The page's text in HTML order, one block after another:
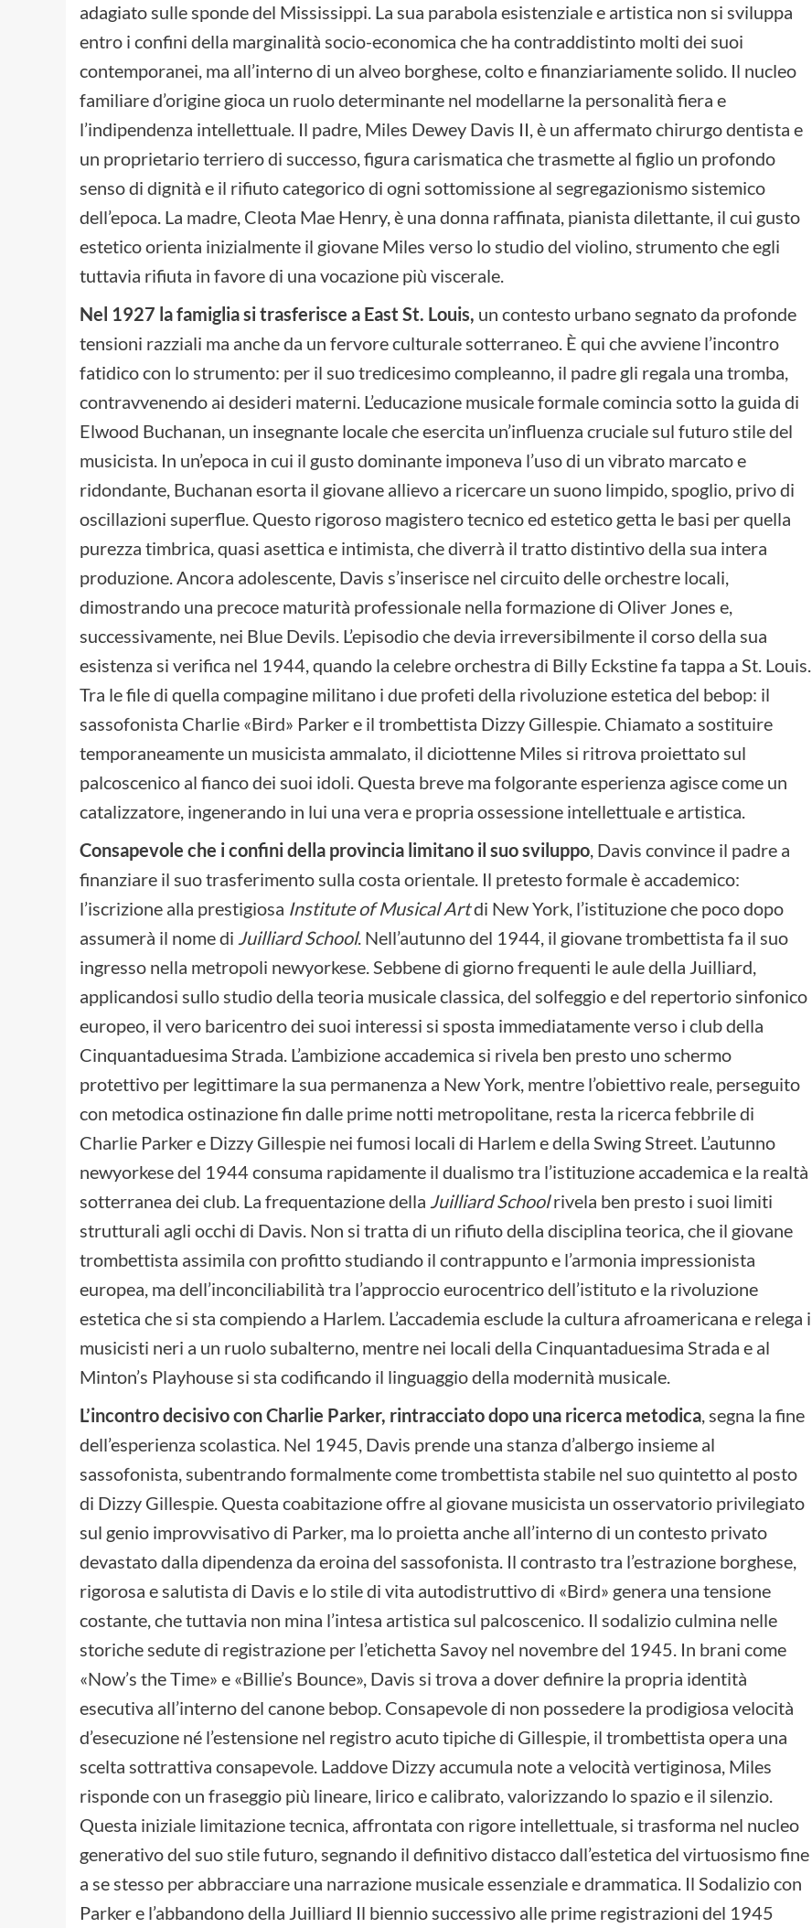
adagiato sulle sponde del Mississippi. La sua parabola esistenziale e artistica non si sviluppa
entro i confini della marginalità socio-economica che ha contraddistinto molti dei suoi
contemporanei, ma all’interno di un alveo borghese, colto e finanziariamente solido. Il nucleo
familiare d’origine gioca un ruolo determinante nel modellarne la personalità fiera e
l’indipendenza intellettuale. Il padre, Miles Dewey Davis II, è un affermato chirurgo dentista e
un proprietario terriero di successo, figura carismatica che trasmette al figlio un profondo
senso di dignità e il rifiuto categorico di ogni sottomissione al segregazionismo sistemico
dell’epoca. La madre, Cleota Mae Henry, è una donna raffinata, pianista dilettante, il cui gusto
estetico orienta inizialmente il giovane Miles verso lo studio del violino, strumento che egli
tuttavia rifiuta in favore di una vocazione più viscerale.
Nel 1927 la famiglia si trasferisce a East St. Louis, un contesto urbano segnato da profonde
tensioni razziali ma anche da un fervore culturale sotterraneo. È qui che avviene l’incontro
fatidico con lo strumento: per il suo tredicesimo compleanno, il padre gli regala una tromba,
contravvenendo ai desideri materni. L’educazione musicale formale comincia sotto la guida di
Elwood Buchanan, un insegnante locale che esercita un’influenza cruciale sul futuro stile del
musicista. In un’epoca in cui il gusto dominante imponeva l’uso di un vibrato marcato e
ridondante, Buchanan esorta il giovane allievo a ricercare un suono limpido, spoglio, privo di
oscillazioni superflue. Questo rigoroso magistero tecnico ed estetico getta le basi per quella
purezza timbrica, quasi asettica e intimista, che diverrà il tratto distintivo della sua intera
produzione. Ancora adolescente, Davis s’inserisce nel circuito delle orchestre locali,
dimostrando una precoce maturità professionale nella formazione di Oliver Jones e,
successivamente, nei Blue Devils. L’episodio che devia irreversibilmente il corso della sua
esistenza si verifica nel 1944, quando la celebre orchestra di Billy Eckstine fa tappa a St. Louis.
Tra le file di quella compagine militano i due profeti della rivoluzione estetica del bebop: il
sassofonista Charlie «Bird» Parker e il trombettista Dizzy Gillespie. Chiamato a sostituire
temporaneamente un musicista ammalato, il diciottenne Miles si ritrova proiettato sul
palcoscenico al fianco dei suoi idoli. Questa breve ma folgorante esperienza agisce come un
catalizzatore, ingenerando in lui una vera e propria ossessione intellettuale e artistica.
Consapevole che i confini della provincia limitano il suo sviluppo, Davis convince il padre a
finanziare il suo trasferimento sulla costa orientale. Il pretesto formale è accademico:
l’iscrizione alla prestigiosa Institute of Musical Artdi New York, l’istituzione che poco dopo
assumerà il nome di Juilliard School. Nell’autunno del 1944, il giovane trombettista fa il suo
ingresso nella metropoli newyorkese. Sebbene di giorno frequenti le aule della Juilliard,
applicandosi sullo studio della teoria musicale classica, del solfeggio e del repertorio sinfonico
europeo, il vero baricentro dei suoi interessi si sposta immediatamente verso i club della
Cinquantaduesima Strada. L’ambizione accademica si rivela ben presto uno schermo
protettivo per legittimare la sua permanenza a New York, mentre l’obiettivo reale, perseguito
con metodica ostinazione fin dalle prime notti metropolitane, resta la ricerca febbrile di
Charlie Parker e Dizzy Gillespie nei fumosi locali di Harlem e della Swing Street. L’autunno
newyorkese del 1944 consuma rapidamente il dualismo tra l’istituzione accademica e la realtà
sotterranea dei club. La frequentazione della Juilliard Schoolrivela ben presto i suoi limiti
strutturali agli occhi di Davis. Non si tratta di un rifiuto della disciplina teorica, che il giovane
trombettista assimila con profitto studiando il contrappunto e l’armonia impressionista
europea, ma dell’inconciliabilità tra l’approccio eurocentrico dell’istituto e la rivoluzione
estetica che si sta compiendo a Harlem. L’accademia esclude la cultura afroamericana e relega i
musicisti neri a un ruolo subalterno, mentre nei locali della Cinquantaduesima Strada e al
Minton’s Playhouse si sta codificando il linguaggio della modernità musicale.
L’incontro decisivo con Charlie Parker, rintracciato dopo una ricerca metodica, segna la fine
dell’esperienza scolastica. Nel 1945, Davis prende una stanza d’albergo insieme al
sassofonista, subentrando formalmente come trombettista stabile nel suo quintetto al posto
di Dizzy Gillespie. Questa coabitazione offre al giovane musicista un osservatorio privilegiato
sul genio improvvisativo di Parker, ma lo proietta anche all’interno di un contesto privato
devastato dalla dipendenza da eroina del sassofonista. Il contrasto tra l’estrazione borghese,
rigorosa e salutista di Davis e lo stile di vita autodistruttivo di «Bird» genera una tensione
costante, che tuttavia non mina l’intesa artistica sul palcoscenico. Il sodalizio culmina nelle
storiche sedute di registrazione per l’etichetta Savoy nel novembre del 1945. In brani come
«Now’s the Time» e «Billie’s Bounce», Davis si trova a dover definire la propria identità
esecutiva all’interno del canone bebop. Consapevole di non possedere la prodigiosa velocità
d’esecuzione né l’estensione nel registro acuto tipiche di Gillespie, il trombettista opera una
scelta sottrattiva consapevole. Laddove Dizzy accumula note a velocità vertiginosa, Miles
risponde con un fraseggio più lineare, lirico e calibrato, valorizzando lo spazio e il silenzio.
Questa iniziale limitazione tecnica, affrontata con rigore intellettuale, si trasforma nel nucleo
generativo del suo stile futuro, segnando il definitivo distacco dall’estetica del virtuosismo fine
a se stesso per abbracciare una narrazione musicale essenziale e drammatica. Il Sodalizio con
Parker e l’abbandono della Juilliard Il biennio successivo alle prime registrazioni del 1945